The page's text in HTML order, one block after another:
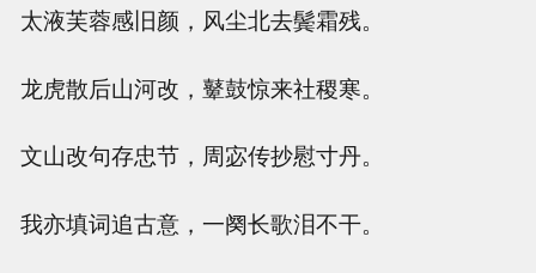
太液芙蓉感旧颜，风尘北去鬓霜残。
龙虎散后山河改，鼙鼓惊来社稷寒。
文山改句存忠节，周宓传抄慰寸丹。
我亦填词追古意，一阕长歌泪不干。